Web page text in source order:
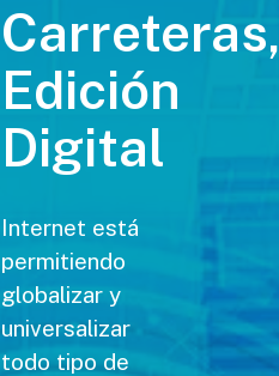
Carreteras,
Edición
Digital
Internet está
permitiendo
globalizar y
universalizar
todo tipo de